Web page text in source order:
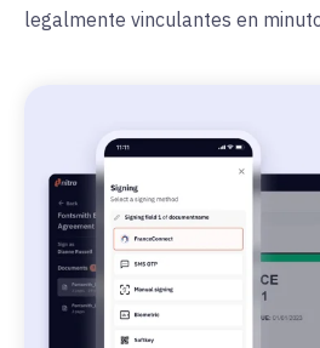
legalmente vinculantes en